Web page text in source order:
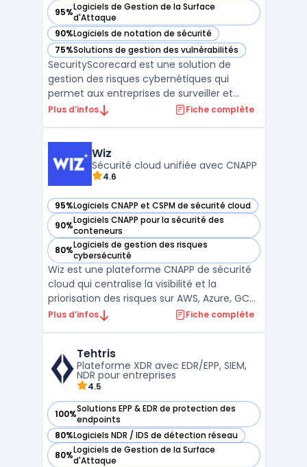
95%Logiciels de Gestion de la Surface
d'Attaque
— voir SecurityScorecard dans cette catégorie
90%Logiciels de notation de sécurité
— voir SecurityScorecard dans cette catégorie
75%Solutions de gestion des vulnérabilités
— voir SecurityScorecard dans cette catégorie
SecurityScorecard est une solution de
gestion des risques cybernétiques qui
permet aux entreprises de surveiller et
d’améliorer leur posture de sécurité. En
traitants à travers un système de notation
A-F, la plateforme aid ...
Plus d’infos Fiche complète
Wiz
Sécurité cloud unifiée avec CNAPP
4.6
95%Logiciels CNAPP et CSPM de sécurité cloud
— voir Wiz dans cette catégorie
90%Logiciels CNAPP pour la sécurité des
conteneurs
— voir Wiz dans cette catégorie
80%Logiciels de gestion des risques
cybersécurité
— voir Wiz dans cette catégorie
Wiz est une plateforme CNAPP de sécurité
cloud qui centralise la visibilité et la
priorisation des risques sur AWS, Azure, GCP
et Kubernetes via une approche agentless
conformité afin de cartographier
configurations, ident ...
Plus d’infos Fiche complète
Tehtris
Plateforme XDR avec EDR/EPP, SIEM,
NDR pour entreprises
4.5
100%Solutions EPP & EDR de protection des
endpoints
— voir Tehtris dans cette catégorie
80%Logiciels NDR / IDS de détection réseau
— voir Tehtris dans cette catégorie
80%Logiciels de Gestion de la Surface
d'Attaque
— voir Tehtris dans cette catégorie